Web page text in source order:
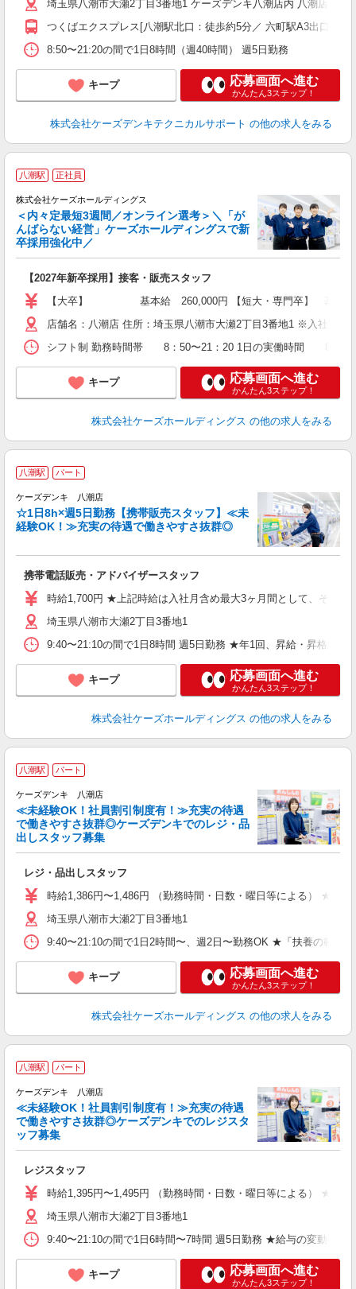
埼玉県八潮市大瀬2丁目3番地1 ケーズデンキ八潮店内 八潮店アシ
つくばエクスプレス[八潮駅北口：徒歩約5分／ 六町駅A3出口：
8:50〜21:20の間で1日8時間（週40時間） 週5日勤務
キープ 応募画面へ進む
かんたん3ステップ！
株式会社ケーズデンキテクニカルサポート の他の求人をみる
八潮駅 正社員
株式会社ケーズホールディングス
＜内々定最短3週間／オンライン選考＞＼「が
んばらない経営」ケーズホールディングスで新
卒採用強化中／
【2027年新卒採用】接客・販売スタッフ
【大卒】 基本給 260,000円 【短大・専
店舗名：八潮店 住所：埼玉県八潮市大瀬2丁目3番地1 ※入社後
シフト制 勤務時間帯 8：50〜21：20 1日の実働時間 8時
キープ 応募画面へ進む
かんたん3ステップ！
株式会社ケーズホールディングス の他の求人をみる
八潮駅 パート
ケーズデンキ 八潮店
☆1日8h×週5日勤務【携帯販売スタッフ】≪未
経験OK！≫充実の待遇で働きやすさ抜群◎
携帯電話販売・アドバイザースタッフ
時給1,700円 ★上記時給は入社月含め最大3ヶ月間として、
埼玉県八潮市大瀬2丁目3番地1
9:40〜21:10の間で1日8時間 週5日勤務 ★年1回、昇給・昇格
キープ 応募画面へ進む
かんたん3ステップ！
株式会社ケーズホールディングス の他の求人をみる
八潮駅 パート
ケーズデンキ 八潮店
≪未経験OK！社員割引制度有！≫充実の待遇
で働きやすさ抜群◎ケーズデンキでのレジ・品
出しスタッフ募集
レジ・品出しスタッフ
時給1,386円〜1,486円 （勤務時間・日数・曜日等による） ★
埼玉県八潮市大瀬2丁目3番地1
9:40〜21:10の間で1日2時間〜、週2日〜勤務OK ★「扶養の範囲
キープ 応募画面へ進む
かんたん3ステップ！
株式会社ケーズホールディングス の他の求人をみる
八潮駅 パート
ケーズデンキ 八潮店
≪未経験OK！社員割引制度有！≫充実の待遇
で働きやすさ抜群◎ケーズデンキでのレジスタ
ッフ募集
レジスタッフ
時給1,395円〜1,495円 （勤務時間・日数・曜日等による） ★
埼玉県八潮市大瀬2丁目3番地1
9:40〜21:10の間で1日6時間〜7時間 週5日勤務 ★給与の変動
キープ 応募画面へ進む
かんたん3ステップ！